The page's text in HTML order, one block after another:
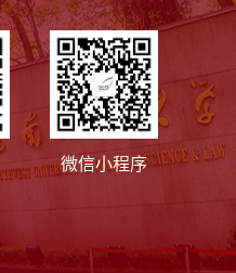
微信小程序